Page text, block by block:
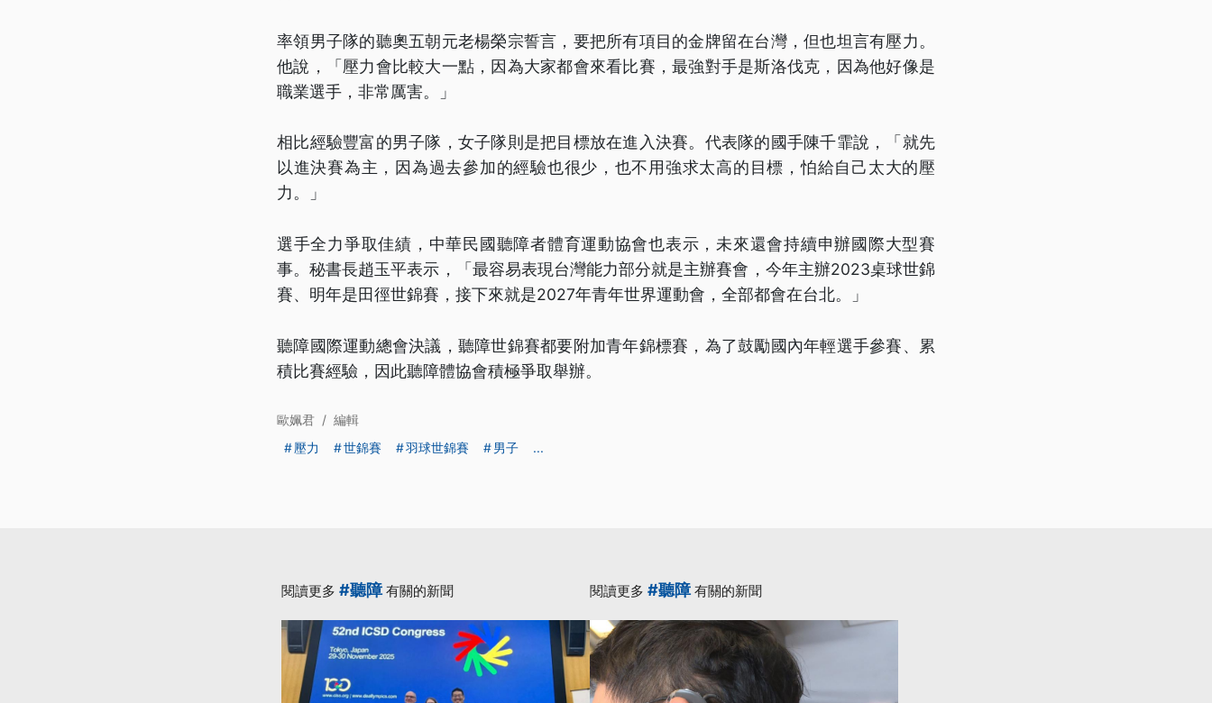
率領男子隊的聽奧五朝元老楊榮宗誓言，要把所有項目的金牌留在台灣，但也坦言有壓力。
他說，「壓力會比較大一點，因為大家都會來看比賽，最強對手是斯洛伐克，因為他好像是
職業選手，非常厲害。」
相比經驗豐富的男子隊，女子隊則是把目標放在進入決賽。代表隊的國手陳千霏說，「就先
以進決賽為主，因為過去參加的經驗也很少，也不用強求太高的目標，怕給自己太大的壓
力。」
選手全力爭取佳績，中華民國聽障者體育運動協會也表示，未來還會持續申辦國際大型賽
事。秘書長趙玉平表示，「最容易表現台灣能力部分就是主辦賽會，今年主辦2023桌球世錦
賽、明年是田徑世錦賽，接下來就是2027年青年世界運動會，全部都會在台北。」
聽障國際運動總會決議，聽障世錦賽都要附加青年錦標賽，為了鼓勵國內年輕選手參賽、累
積比賽經驗，因此聽障體協會積極爭取舉辦。
歐姵君 / 編輯
壓力
世錦賽 羽球世錦賽 男子 ...
閱讀更多 #聽障有關的新聞 閱讀更多 #聽障有關的新聞